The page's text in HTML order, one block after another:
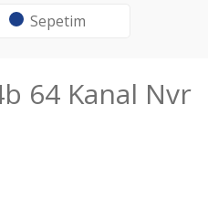
Sepetim
64 Kanal Nvr